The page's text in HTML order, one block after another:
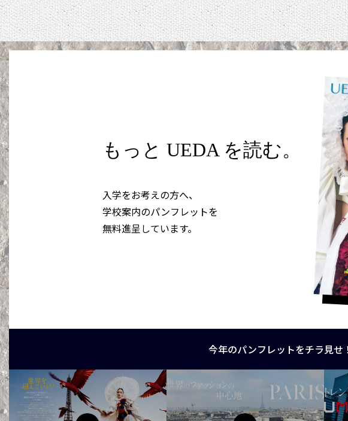
もっと UEDA を読む。
入学をお考えの方へ、
学校案内のパンフレットを
無料進呈しています。
今年のパンフレットをチラ見せ！